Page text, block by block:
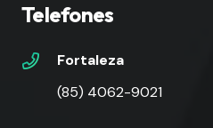
Telefones
Fortaleza
(85) 4062-9021